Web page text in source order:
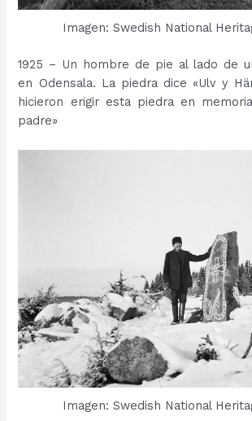
Imagen: Swedish National
1925 – Un hombre de pie al lado de
en Odensala. La piedra dice «Ulv y
hicieron erigir esta piedra en
padre»
Imagen: Swedish National